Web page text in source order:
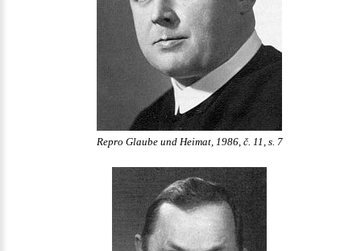
Repro Glaube und Heimat, 1986, č. 11, s. 7